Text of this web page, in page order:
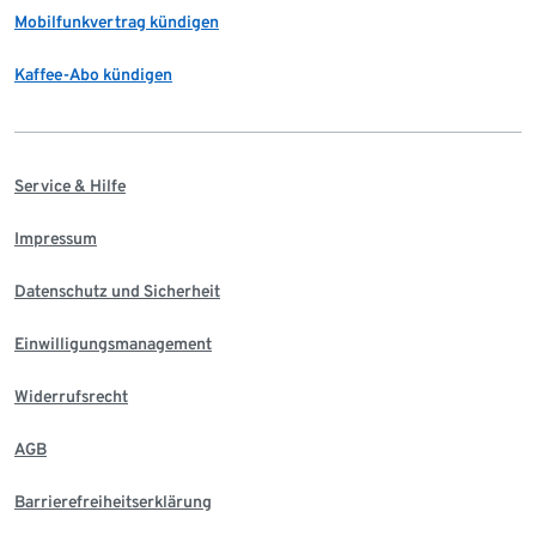
Mobilfunkvertrag kündigen
Kaffee-Abo kündigen
Service & Hilfe
Impressum
Datenschutz und Sicherheit
Einwilligungsmanagement
Widerrufsrecht
AGB
Barrierefreiheitserklärung